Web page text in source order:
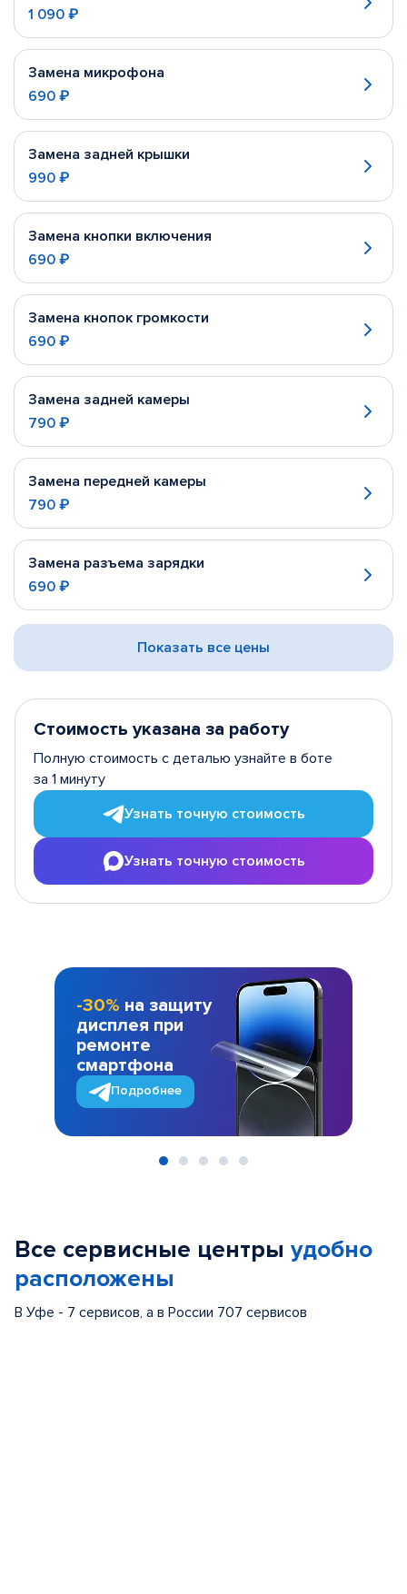
1 090 ₽
Замена микрофона
690 ₽
Замена задней крышки
990 ₽
Замена кнопки включения
690 ₽
Замена кнопок громкости
690 ₽
Замена задней камеры
790 ₽
Замена передней камеры
790 ₽
Замена разъема зарядки
690 ₽
Показать все цены
Стоимость указана за работу
Полную стоимость с деталью узнайте в боте
за 1 минуту
Узнать точную стоимость
Узнать точную стоимость
-30% на защиту
дисплея при
ремонте
смартфона
Подробнее
Все сервисные центры удобно
расположены
В Уфе - 7 сервисов, а в России 707 сервисов